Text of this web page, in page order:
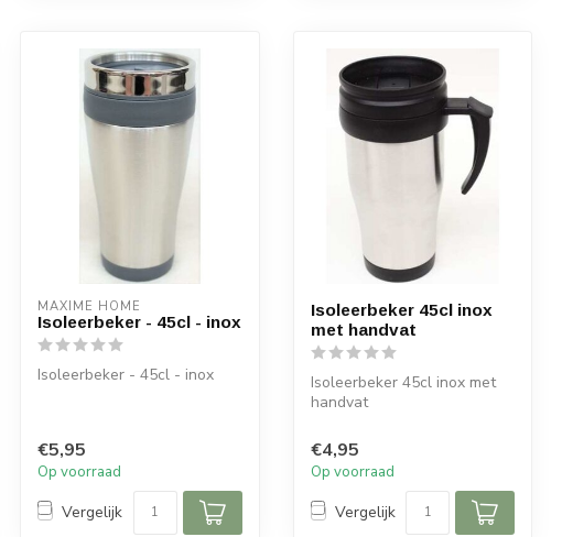
MAXIME HOME
Isoleerbeker - 45cl - inox
Isoleerbeker - 45cl - inox
€5,95
Op voorraad
Vergelijk
Isoleerbeker 45cl inox
met handvat
Isoleerbeker 45cl inox met
handvat
€4,95
Op voorraad
Vergelijk